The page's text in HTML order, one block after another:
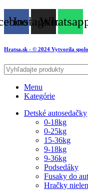
Instagram
Hratsa.sk - © 2024 Vytvorila
Menu
Kategórie
Detské autosedačky
0-18kg
0-25kg
15-36kg
9-18kg
9-36kg
Podsedáky
Fusaky do
Hračky